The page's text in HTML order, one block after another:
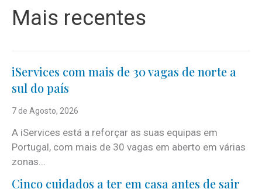
Mais recentes
iServices com mais de 30 vagas de norte a
sul do país
7 de Agosto, 2026
A iServices está a reforçar as suas equipas em
Portugal, com mais de 30 vagas em aberto em várias
zonas...
Cinco cuidados a ter em casa antes de sair